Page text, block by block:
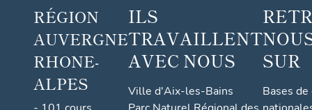
RÉGION
AUVERGNE
RHONE-
ALPES
ILS
TRAVAILLENT
AVEC NOUS
Ville d'Aix-les-Bains
SUR
Bases